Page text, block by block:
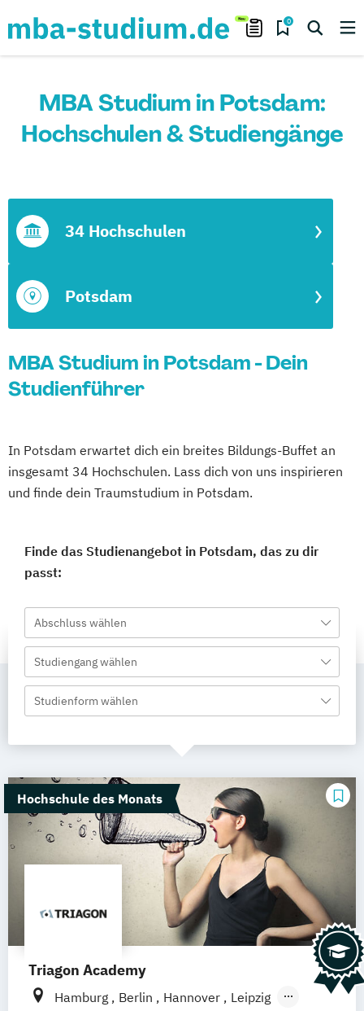
0
MBA Studium in Potsdam:
Hochschulen & Studiengänge
Potsdam
34 Hochschulen
MBA Studium in Potsdam - Dein
Studienführer
In Potsdam erwartet dich ein breites Bildungs-Buffet an
insgesamt 34 Hochschulen. Lass dich von uns inspirieren
und finde dein Traumstudium in Potsdam.
Finde das Studienangebot in Potsdam, das zu dir
passt:
Abschluss wählen
Studiengang wählen
Studienform wählen
Hochschule des Monats
Triagon Academy
Hamburg Berlin Hannover
Leipzig